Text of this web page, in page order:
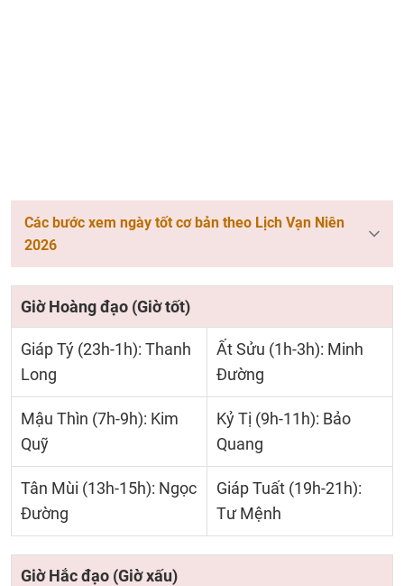
Các bước xem ngày tốt cơ bản theo Lịch Vạn Niên
2026
Giờ Hoàng đạo (Giờ tốt)
Giáp Tý (23h-1h): Thanh
Long
Ất Sửu (1h-3h): Minh
Đường
Mậu Thìn (7h-9h): Kim
Quỹ
Kỷ Tị (9h-11h): Bảo
Quang
Tân Mùi (13h-15h): Ngọc
Đường
Giáp Tuất (19h-21h):
Tư Mệnh
Giờ Hắc đạo (Giờ xấu)